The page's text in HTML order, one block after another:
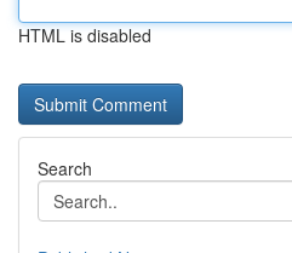
HTML is disabled
Search